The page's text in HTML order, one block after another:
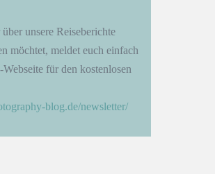
unsere Reiseberichte
möchtet, meldet euch einfach
für den kostenlosen
blog.de/newsletter/